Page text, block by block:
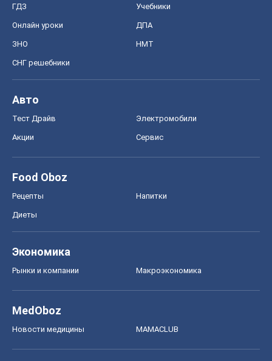
ГДЗ Учебники
Онлайн уроки ДПА
ЗНО НМТ
СНГ решебники
Авто
Тест Драйв Электромобили
Акции Сервис
Food Oboz
Рецепты Напитки
Диеты
Экономика
Рынки и компании Mакроэкономика
MedOboz
Новости медицины MAMACLUB